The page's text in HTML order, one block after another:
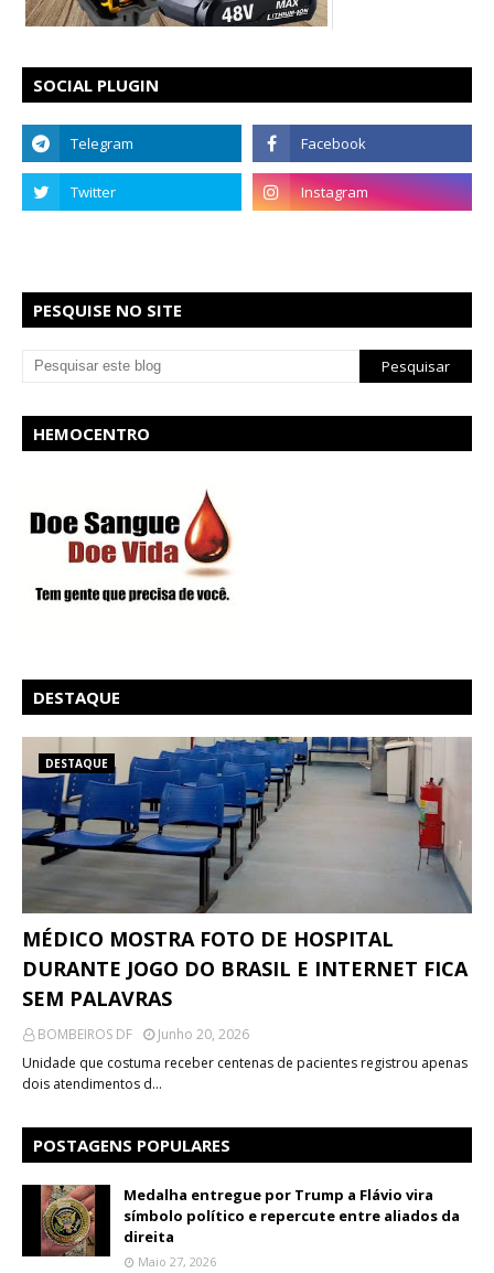
SOCIAL PLUGIN
PESQUISE NO SITE
HEMOCENTRO
DESTAQUE
DESTAQUE
MÉDICO MOSTRA FOTO DE HOSPITAL
DURANTE JOGO DO BRASIL E INTERNET FICA
SEM PALAVRAS
BOMBEIROS DF
Junho 20, 2026
Unidade que costuma receber centenas de pacientes registrou apenas
dois atendimentos d…
POSTAGENS POPULARES
Medalha entregue por Trump a Flávio vira
símbolo político e repercute entre aliados da
direita
Maio 27, 2026